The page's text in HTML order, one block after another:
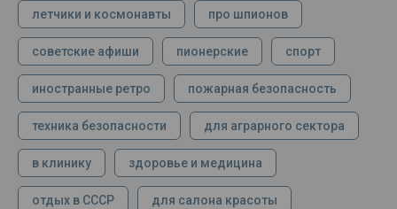
летчики и космонавты про шпионов
советские афиши пионерские спорт
иностранные ретро пожарная безопасность
техника безопасности для аграрного сектора
в клинику здоровье и медицина
отдых в СССР для салона красоты